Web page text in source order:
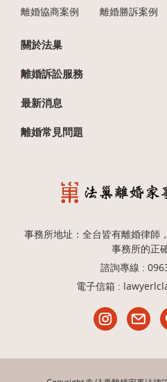
離婚協商案例 離婚勝訴案例
關於法巢
離婚訴訟服務
最新消息
離婚常見問題
事務所地址：全台皆有離婚律師
事務所的正
諮詢專線 :
電子信箱 :